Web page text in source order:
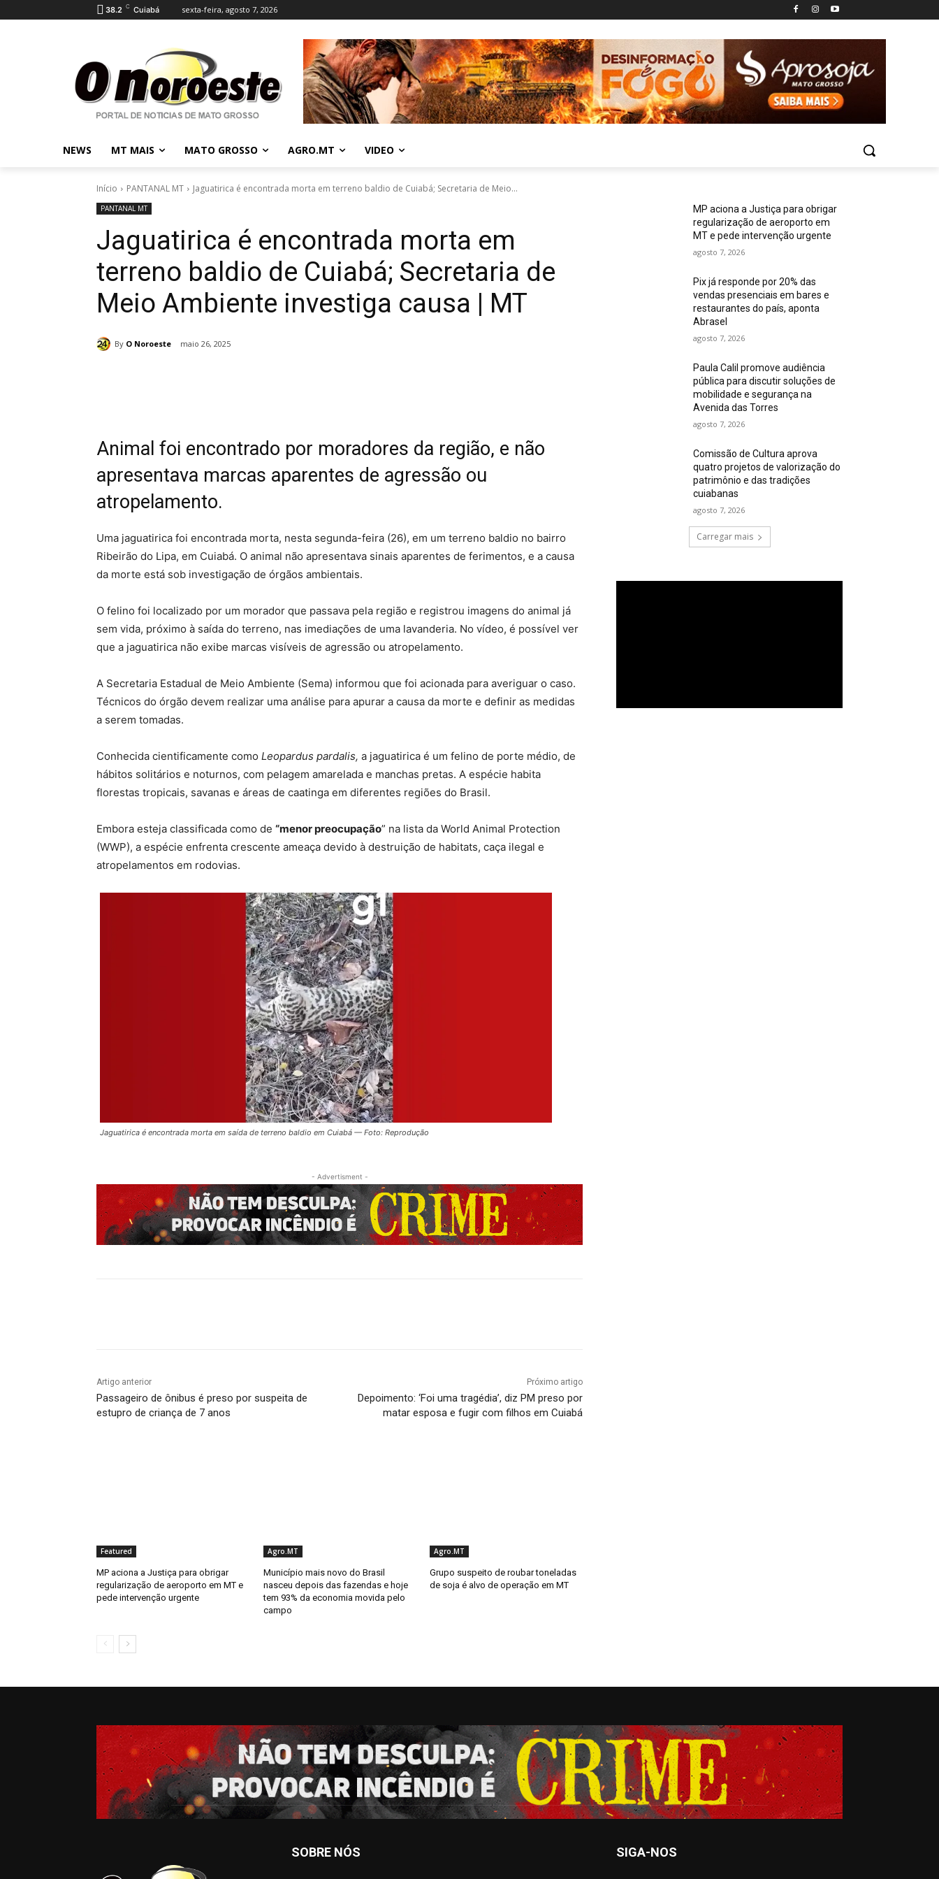
38.2 C Cuiabá sexta-feira, agosto 7, 2026
NEWS MT MAIS MATO GROSSO AGRO.MT VIDEO
Início PANTANAL MT Jaguatirica é encontrada morta em terreno baldio de Cuiabá; Secretaria de Meio...
PANTANAL MT
Jaguatirica é encontrada morta em
terreno baldio de Cuiabá; Secretaria de
Meio Ambiente investiga causa | MT
By O Noroeste maio 26, 2025
Animal foi encontrado por moradores da região, e não
apresentava marcas aparentes de agressão ou
atropelamento.
Uma jaguatirica foi encontrada morta, nesta segunda-feira (26), em um terreno baldio no bairro
Ribeirão do Lipa, em Cuiabá. O animal não apresentava sinais aparentes de ferimentos, e a causa
da morte está sob investigação de órgãos ambientais.
O felino foi localizado por um morador que passava pela região e registrou imagens do animal já
sem vida, próximo à saída do terreno, nas imediações de uma lavanderia. No vídeo, é possível ver
que a jaguatirica não exibe marcas visíveis de agressão ou atropelamento.
A Secretaria Estadual de Meio Ambiente (Sema) informou que foi acionada para averiguar o caso.
Técnicos do órgão devem realizar uma análise para apurar a causa da morte e definir as medidas
a serem tomadas.
Conhecida cientificamente como Leopardus pardalis, a jaguatirica é um felino de porte médio, de
hábitos solitários e noturnos, com pelagem amarelada e manchas pretas. A espécie habita
florestas tropicais, savanas e áreas de caatinga em diferentes regiões do Brasil.
Embora esteja classificada como de “menor preocupação” na lista da World Animal Protection
(WWP), a espécie enfrenta crescente ameaça devido à destruição de habitats, caça ilegal e
atropelamentos em rodovias.
Jaguatirica é encontrada morta em saída de terreno baldio em Cuiabá — Foto: Reprodução
- Advertisment -
Artigo anterior
Passageiro de ônibus é preso por suspeita de
estupro de criança de 7 anos
Próximo artigo
Depoimento: ‘Foi uma tragédia’, diz PM preso por
matar esposa e fugir com filhos em Cuiabá
Featured
MP aciona a Justiça para obrigar
regularização de aeroporto em MT e
pede intervenção urgente
Agro.MT
Município mais novo do Brasil
nasceu depois das fazendas e hoje
tem 93% da economia movida pelo
campo
Agro.MT
Grupo suspeito de roubar toneladas
de soja é alvo de operação em MT
MP aciona a Justiça para obrigar
regularização de aeroporto em
MT e pede intervenção urgente
agosto 7, 2026
Pix já responde por 20% das
vendas presenciais em bares e
restaurantes do país, aponta
Abrasel
agosto 7, 2026
Paula Calil promove audiência
pública para discutir soluções de
mobilidade e segurança na
Avenida das Torres
agosto 7, 2026
Comissão de Cultura aprova
quatro projetos de valorização do
patrimônio e das tradições
cuiabanas
agosto 7, 2026
Carregar mais
SOBRE NÓS SIGA-NOS